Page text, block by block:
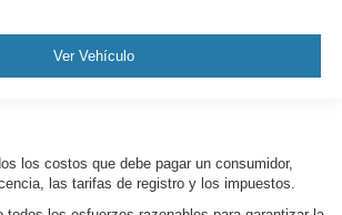
Ver Vehículo
los costos que debe pagar un consumidor,
las tarifas de registro y los impuestos.